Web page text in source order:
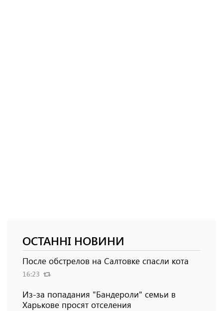
ОСТАННІ НОВИНИ
После обстрелов на Салтовке спасли кота
16:23
Из-за попадания "Бандероли" семьи в
Харькове просят отселения